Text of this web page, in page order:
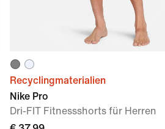
Recyclingmaterialien
Nike Pro
Dri-FIT Fitnessshorts für Herren